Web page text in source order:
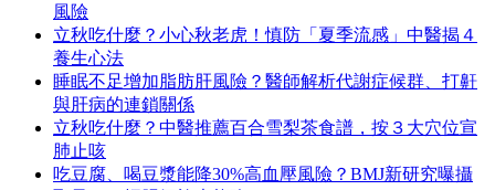
風險
立秋吃什麼？小心秋老虎！慎防「夏季流感」中醫揭４
養生心法
睡眠不足增加脂肪肝風險？醫師解析代謝症候群、打鼾
與肝病的連鎖關係
立秋吃什麼？中醫推薦百合雪梨茶食譜，按３大穴位宣
肺止咳
吃豆腐、喝豆漿能降30%高血壓風險？BMJ新研究曝攝